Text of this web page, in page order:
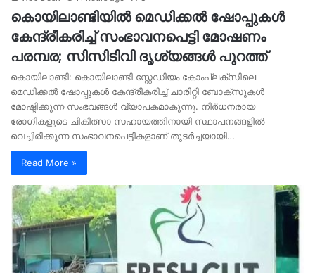
കൊയിലാണ്ടിയിൽ മെഡിക്കൽ ഷോപ്പുകൾ
കേന്ദ്രീകരിച്ച് സംഭാവനപെട്ടി മോഷണം
പരമ്പര; സിസിടിവി ദൃശ്യങ്ങൾ പുറത്ത്
കൊയിലാണ്ടി: കൊയിലാണ്ടി സ്റ്റേഡിയം കോംപ്ലക്സിലെ
മെഡിക്കൽ ഷോപ്പുകൾ കേന്ദ്രീകരിച്ച് ചാരിറ്റി ബോക്സുകൾ
മോഷ്ടിക്കുന്ന സംഭവങ്ങൾ വ്യാപകമാകുന്നു. നിർധനരായ
രോഗികളുടെ ചികിത്സാ സഹായത്തിനായി സ്ഥാപനങ്ങളിൽ
വെച്ചിരിക്കുന്ന സംഭാവനപെട്ടികളാണ് തുടർച്ചയായി…
Read More »